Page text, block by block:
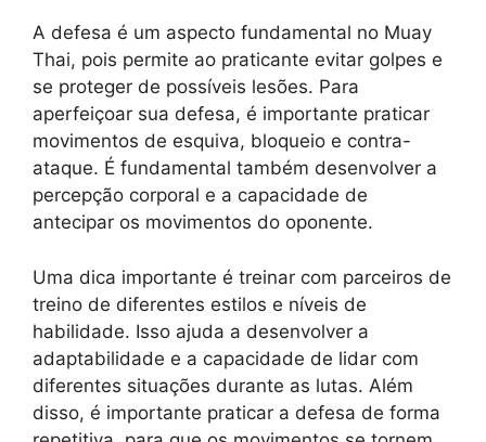
A defesa é um aspecto fundamental no Muay
Thai, pois permite ao praticante evitar golpes e
se proteger de possíveis lesões. Para
aperfeiçoar sua defesa, é importante praticar
movimentos de esquiva, bloqueio e contra-
ataque. É fundamental também desenvolver a
percepção corporal e a capacidade de
antecipar os movimentos do oponente.
Uma dica importante é treinar com parceiros de
treino de diferentes estilos e níveis de
habilidade. Isso ajuda a desenvolver a
adaptabilidade e a capacidade de lidar com
diferentes situações durante as lutas. Além
disso, é importante praticar a defesa de forma